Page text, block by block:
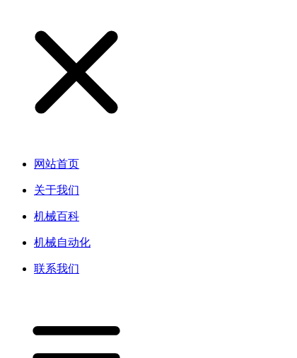
网站首页
关于我们
机械百科
机械自动化
联系我们